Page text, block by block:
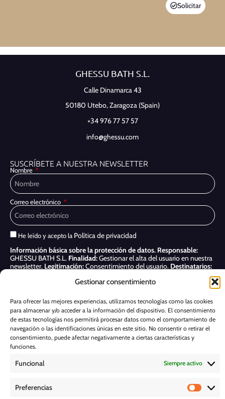
Gestionar consentimiento
Para ofrecer las mejores experiencias, utilizamos tecnologías como las cookies
para almacenar y/o acceder a la información del dispositivo. El consentimiento
de estas tecnologías nos permitirá procesar datos como el comportamiento de
navegación o las identificaciones únicas en este sitio. No consentir o retirar el
consentimiento, puede afectar negativamente a ciertas características y
funciones.
Funcional Siempre activo
Preferencias
Solicitar
GHESSU BATH S.L.
Calle Dinamarca 43
50180 Utebo,Zaragoza (Spain)
+34 976 77 57 57
info@ghessu.com
SUSCRÍBETE A NUESTRA NEWSLETTER
Nombre
Correo electrónico
He leído y acepto la Política de privacidad
Información básica sobre la protección de datos. Responsable:
GHESSU BATH S.L. Finalidad:Gestionar el alta del usuario en nuestra
newsletter. Legitimación:Consentimiento del usuario. Destinatarios:
Acceder, rectificar y suprimir, así como otros derechos, como se indica
Suscribirme
POLÍTICA DE COOKIES